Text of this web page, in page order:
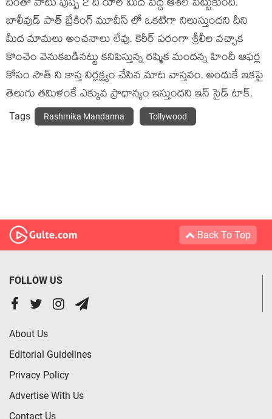
దీంతో పాటు పుష్ప 2 ది రూల్ మీద పెద్ద ఆశలే పెట్టుకుంది.
బాలీవుడ్ పాత్ బ్రేకింగ్ మూవీస్ లో ఒకటిగా నిలుస్తుందని దీని
మీద మామలు అంచనాలు లేవు. కెరీర్ పరంగా శ్రీలీల వచ్చాక
కొంచెం వెనుకబడినట్టు కనిపిస్తున్న రష్మిక మందన్న హిందీ ఆఫర్ల
కోసం సౌత్ ని కాస్త నిర్లక్ష్యం చేసిన మాట వాస్తవం. అందుకే ఇకపై
తెలుగు తమిళంకే ఎక్కువ ప్రాధాన్యం ఇస్తుందని ఇన్ సైడ్ టాక్.
Tags Rashmika Mandanna Tollywood
Back To Top
FOLLOW US
About Us
Editorial Guidelines
Privacy Policy
Advertise With Us
Contact Us